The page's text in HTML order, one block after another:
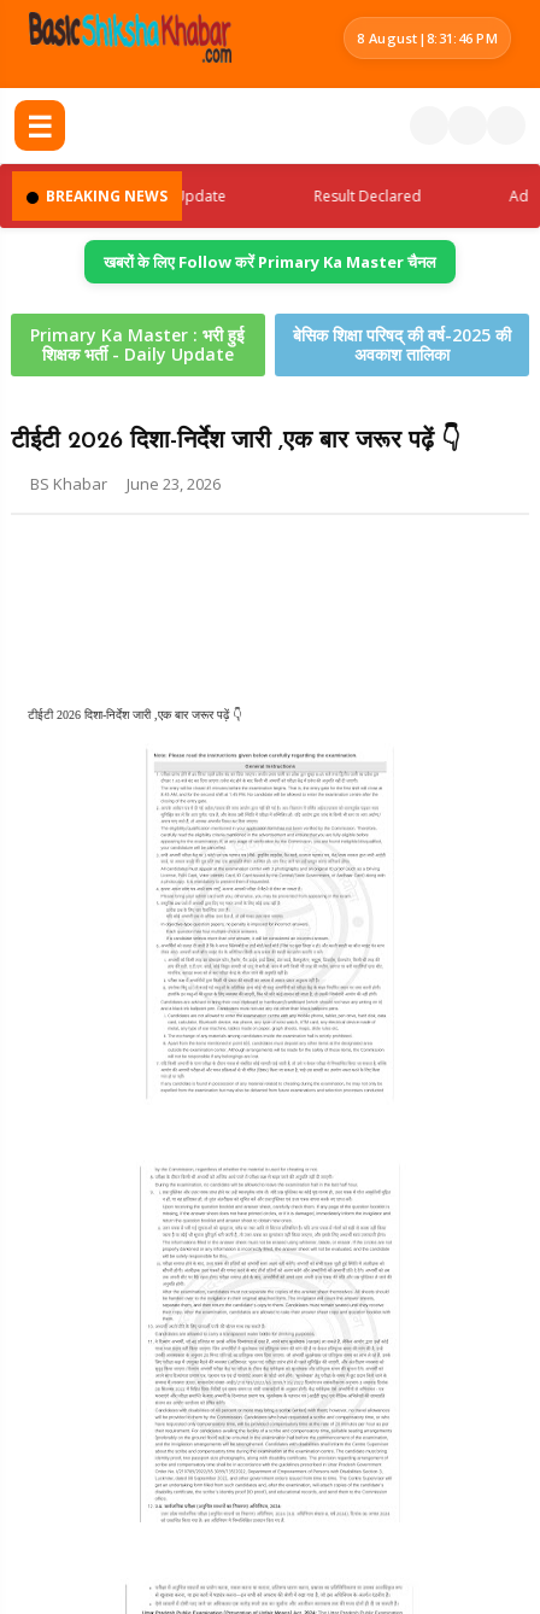
8 August |8:31:46 PM
☰
BREAKING NEWS
Latest Jobs Update Result Declared Admit
खबरों के लिए Follow करें Primary Ka Master चैनल
Primary Ka Master : भरी हुई
शिक्षक भर्ती - Daily Update
बेसिक शिक्षा परिषद् की वर्ष-2025 की
अवकाश तालिका
टीईटी 2026 दिशा-निर्देश जारी ,एक बार जरूर पढ़ें 👇
BS Khabar June 23, 2026
टीईटी 2026 दिशा-निर्देश जारी ,एक बार जरूर पढ़ें 👇